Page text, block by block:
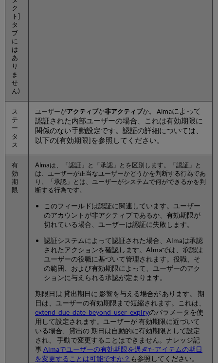
ク
ト]
タ
ブ
に
は
あ
り
ま
せ
ん)
ス
テ
ー
タ
ス
ユーザーがアクティブか非アクティブか。 Almaによって
認証された内部ユーザーの場合、これは有効期限に
関係のない手動設定です。認証の詳細については、
以下の[有効期限]を参照してください。
有
効
期
限
Almaは、「認証」と「承認」とを区別します。「認証」と
は、ユーザーが正当なユーザーかどうかを判断する行為であ
り、「承認」とは、ユーザーがシステムで何ができるかを判
断する行為です。
このフィールドは認証に関連しています。ユーザー
のアカウントが非アクティブであるか、有効期限が
切れている場合、ユーザーは認証に失敗します。
認証システムによって認証された場合、Almaは承認
されたアクションを確認します。Almaでは、承認は
ユーザーの役職に基づいて管理されます。役職、そ
の範囲、および有効期限によって、ユーザーのアク
ションに与えられる承認が定まります。
期限日は 貸出期日に 影響を与える場合が あります。 期
日は、ユーザーの有効期限まで短縮されます。これは、
extend_due_date_beyond_user_expiryのパラメータを使
用して設定されます。ユーザーが 有効期限に近づいて
いる場合、貸出の 期日は自動的に有効期限として設定
され、 手動で変更することはできません。ナレッジ記
事Almaでユーザーの有効期限を過ぎたアイテムの期日
を変更することは可能ですか？ も参照してください。